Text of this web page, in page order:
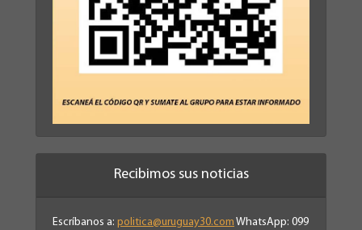
Recibimos sus noticias
Escríbanos a: politica@uruguay30.com WhatsApp: 099